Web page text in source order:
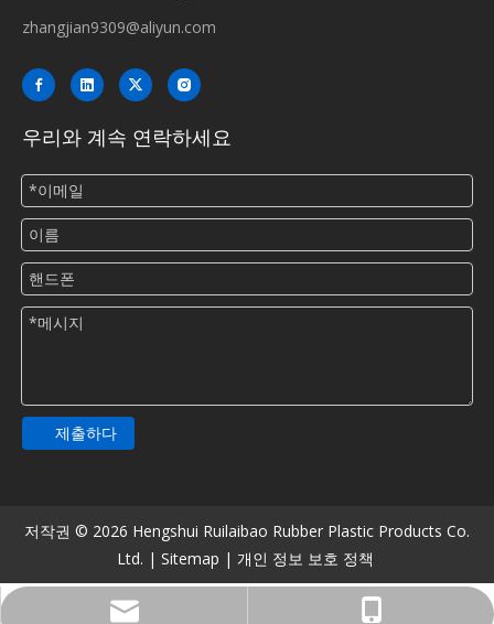
zhangjian9309@aliyun.com
우리와 계속 연락하세요
제출하다
저작권 © 2026 Hengshui Ruilaibao Rubber Plastic Products Co.
Ltd. | Sitemap | 개인 정보 보호 정책